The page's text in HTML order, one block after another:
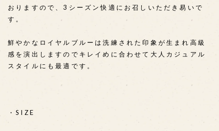
おりますので、3シーズン快適にお召しいただき易いで
す。
鮮やかなロイヤルブルーは洗練された印象が生まれ高級
感を演出しますのでキレイめに合わせて大人カジュアル
スタイルにも最適です。
・SIZE